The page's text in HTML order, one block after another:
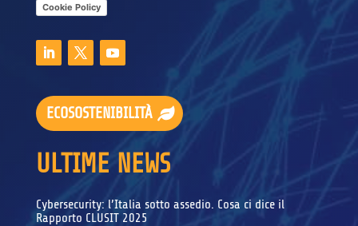
Cookie Policy
ECOSOSTENIBILITÀ
ULTIME NEWS
Cybersecurity: l’Italia sotto assedio. Cosa ci dice il
Rapporto CLUSIT 2025